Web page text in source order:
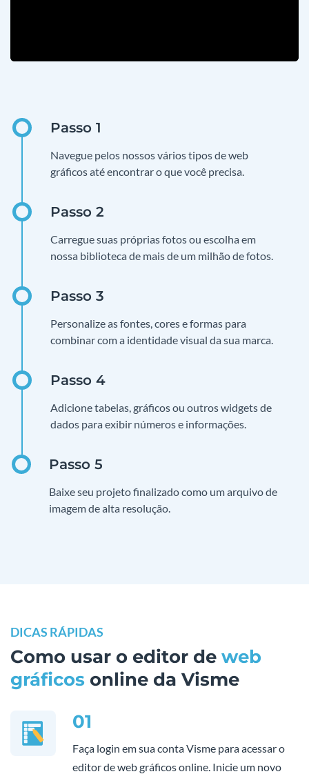
Navegue pelos nossos vários tipos de web
gráficos até encontrar o que você precisa.
Carregue suas próprias fotos ou escolha em
nossa biblioteca de mais de um milhão de fotos.
Personalize as fontes, cores e formas para
combinar com a identidade visual da sua marca.
Adicione tabelas, gráficos ou outros widgets de
dados para exibir números e informações.
Baixe seu projeto finalizado como um arquivo de
imagem de alta resolução.
DICAS RÁPIDAS
Como usar o editor de web
gráficos online da Visme
01
Faça login em sua conta Visme para acessar o
editor de web gráficos online. Inicie um novo